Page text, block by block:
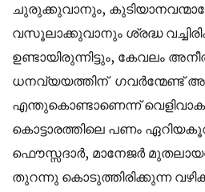
ചുരുക്കുവാനും,
വസൂലാക്കുവാനും ശ്രദ്ധ
ഉണ്ടായിരുന്നിട്ടും, കേവലം
ധനവ്യയത്തിന് ഗവർന്മേണ്ട്
എന്തുകൊണ്ടാണെന്ന്
കൊട്ടാരത്തിലെ പണം
ഫൌസ്സദാർ, മാനേജർ
തുറന്നു കൊടുത്തിരിക്കുന്ന